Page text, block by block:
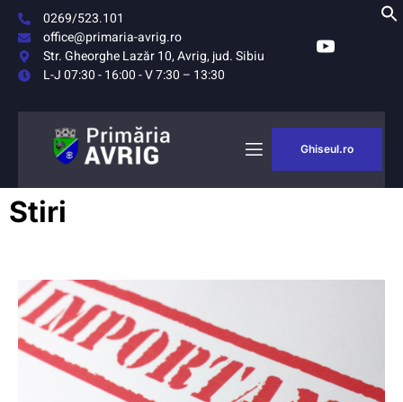
0269/523.101
office@primaria-avrig.ro
Str. Gheorghe Lazăr 10, Avrig, jud. Sibiu
L-J 07:30 - 16:00 - V 7:30 – 13:30
MONITORUL
Ghiseul.ro
Stiri